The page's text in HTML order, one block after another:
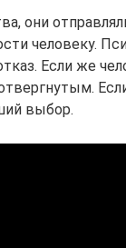
они
человеку.
Если же
выбор.